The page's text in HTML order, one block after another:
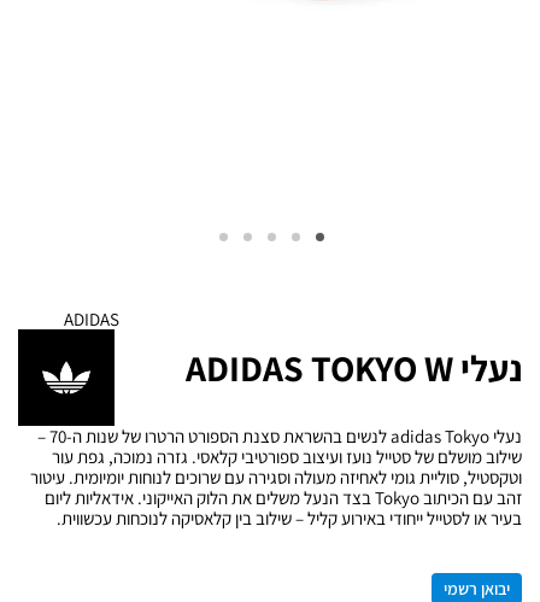
נעלי ADIDAS TOKYO W
ADIDAS
נעלי adidas Tokyo לנשים בהשראת סצנת הספורט הרטרו של שנות ה-70 –
שילוב מושלם של סטייל נועז ועיצוב ספורטיבי קלאסי. גזרה נמוכה, גפת עור
וטקסטיל, סוליית גומי לאחיזה מעולה וסגירה עם שרוכים לנוחות יומיומית. עיטור
זהב עם הכיתוב Tokyo בצד הנעל משלים את הלוק האייקוני. אידאליות ליום
בעיר או לסטייל ייחודי באירוע קליל – שילוב בין קלאסיקה לנוכחות עכשווית.
יבואן רשמי